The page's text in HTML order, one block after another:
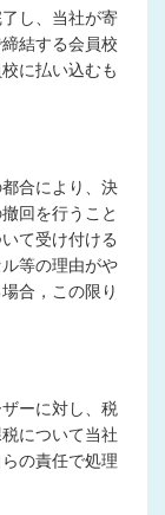
し、当社が寄
結する会員校
に払い込むも
合により、決
回を行うこと
て受け付ける
等の理由がや
合，この限り
ーに対し、税
について当社
の責任で処理